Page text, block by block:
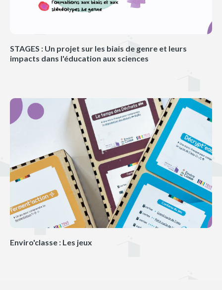
STAGES : Un projet sur les biais de genre et leurs
impacts dans l'éducation aux sciences
Enviro'classe : Les jeux